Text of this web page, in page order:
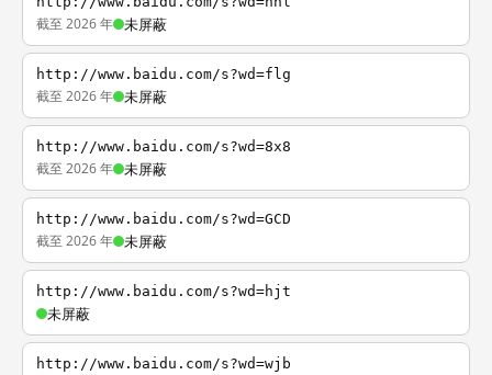
截至 2026 年 未屏蔽
http://www.baidu.com/s?wd=flg
截至 2026 年 未屏蔽
http://www.baidu.com/s?wd=8x8
截至 2026 年 未屏蔽
http://www.baidu.com/s?wd=GCD
截至 2026 年 未屏蔽
http://www.baidu.com/s?wd=hjt
未屏蔽
http://www.baidu.com/s?wd=wjb